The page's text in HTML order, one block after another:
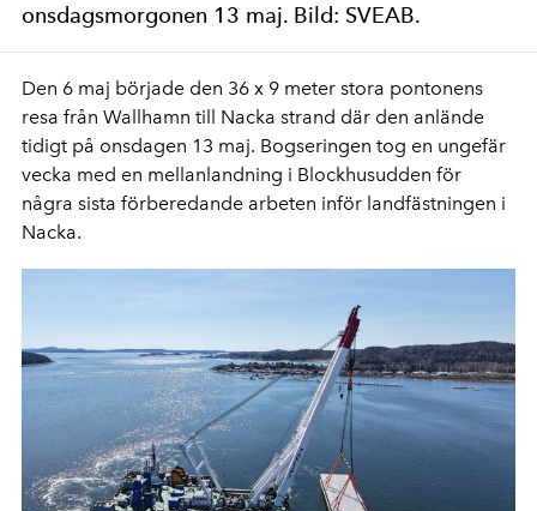
onsdagsmorgonen 13 maj. Bild: SVEAB.
Den 6 maj började den 36 x 9 meter stora pontonens
resa från Wallhamn till Nacka strand där den anlände
tidigt på onsdagen 13 maj. Bogseringen tog en ungefär
vecka med en mellanlandning i Blockhusudden för
några sista förberedande arbeten inför landfästningen i
Nacka.